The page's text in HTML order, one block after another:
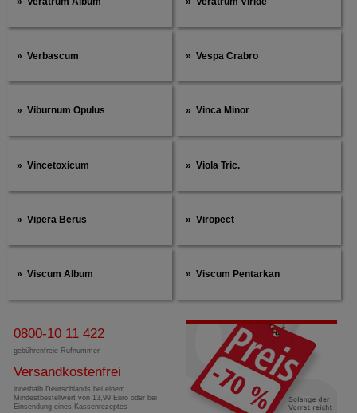
Verbascum Vespa Crabro
Viburnum Opulus Vinca Minor
Vincetoxicum Viola Tric.
Vipera Berus Viropect
Viscum Album Viscum Pentarkan
0800-10 11 422
gebührenfreie Rufnummer
Versandkostenfrei
innerhalb Deutschlands bei einem
Mindestbestellwert von 13,99 Euro oder bei
Einsendung eines Kassenrezeptes